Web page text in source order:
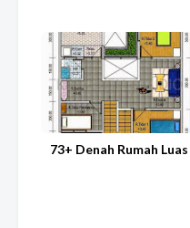
73+ Denah Rumah Luas